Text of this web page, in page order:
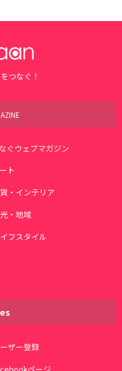
つなぐ！
ぐウェブマガジン
ト
・インテリア
・地域
フスタイル
ザー登録